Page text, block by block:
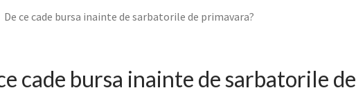
De ce cade bursa inainte de sarbatorile de primavara?
cade bursa inainte de sarbatorile